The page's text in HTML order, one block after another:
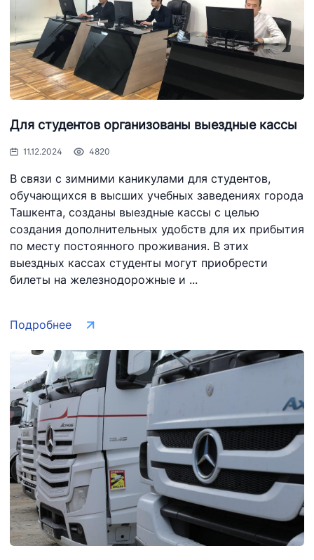
АО "Uzbekistan
Airways"
АО
"O'zbekiston
АО "Uzbekistan
Airports"
Для студентов организованы выездные кассы
11.12.2024 4820
В связи с зимними каникулами для студентов,
обучающихся в высших учебных заведениях города
Ташкента, созданы выездные кассы с целью
создания дополнительных удобств для их прибытия
по месту постоянного проживания. В этих
выездных кассах студенты могут приобрести
билеты на железнодорожные и ...
Подробнее